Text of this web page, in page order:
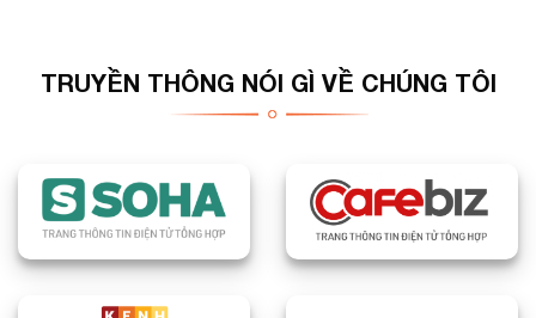
TRUYỀN THÔNG NÓI GÌ VỀ CHÚNG TÔI